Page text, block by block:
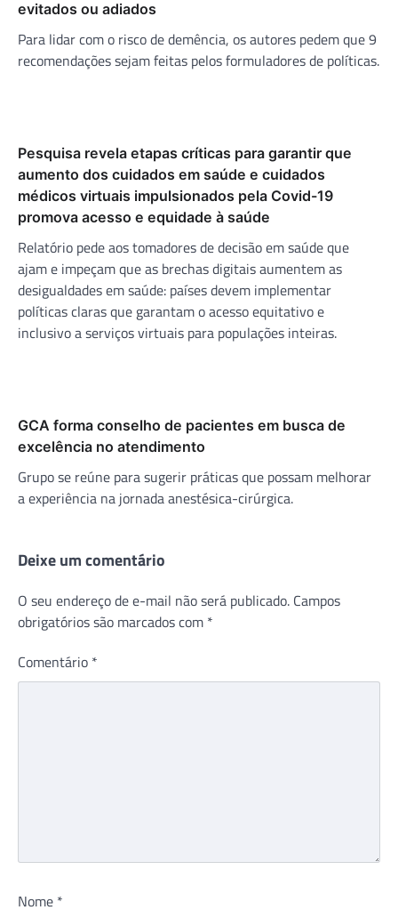
evitados ou adiados
Para lidar com o risco de demência, os autores pedem que 9
recomendações sejam feitas pelos formuladores de políticas.
Pesquisa revela etapas críticas para garantir que
aumento dos cuidados em saúde e cuidados
médicos virtuais impulsionados pela Covid-19
promova acesso e equidade à saúde
Relatório pede aos tomadores de decisão em saúde que
ajam e impeçam que as brechas digitais aumentem as
desigualdades em saúde: países devem implementar
políticas claras que garantam o acesso equitativo e
inclusivo a serviços virtuais para populações inteiras.
GCA forma conselho de pacientes em busca de
excelência no atendimento
Grupo se reúne para sugerir práticas que possam melhorar
a experiência na jornada anestésica-cirúrgica.
Deixe um comentário
O seu endereço de e-mail não será publicado. Campos
obrigatórios são marcados com *
Comentário *
Nome *